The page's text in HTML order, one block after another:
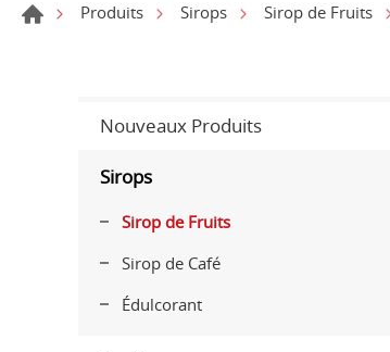
Produits Sirops Sirop de Fruits
Nouveaux Produits
Sirops
Sirop de Fruits
Sirop de Café
Édulcorant